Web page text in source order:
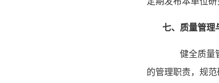
七、质量管理
健全质量管
的管理职责，规